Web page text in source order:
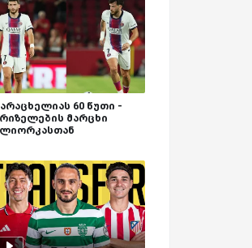
60 წუთი -
მარცხი